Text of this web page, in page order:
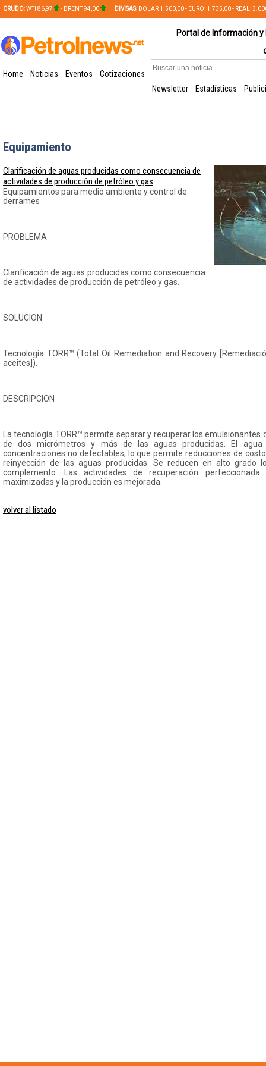
CRUDO: WTI 86,97 - BRENT 94,00 DIVISAS: DOLAR 1.500,00 - EURO: 1.735,00 - REAL:
Portal de Información
Home Noticias Eventos
Cotizaciones
Newsletter
Estadísticas
Equipamiento
Clarificación de aguas producidas como consecuencia de
actividades de producción de petróleo y gas
Equipamientos para medio ambiente y control de
derrames
PROBLEMA
Clarificación de aguas producidas como consecuencia
de actividades de producción de petróleo y gas.
SOLUCION
Tecnología TORR™ (Total Oil Remediation and Recovery
aceites]).
DESCRIPCION
La tecnología TORR™ permite separar y recuperar los emulsionantes
de dos micrómetros y más de las aguas producidas. El agua
concentraciones no detectables, lo que permite reducciones de
reinyección de las aguas producidas. Se reducen en alto grado
complemento. Las actividades de recuperación
maximizadas y la producción es mejorada.
volver al listado